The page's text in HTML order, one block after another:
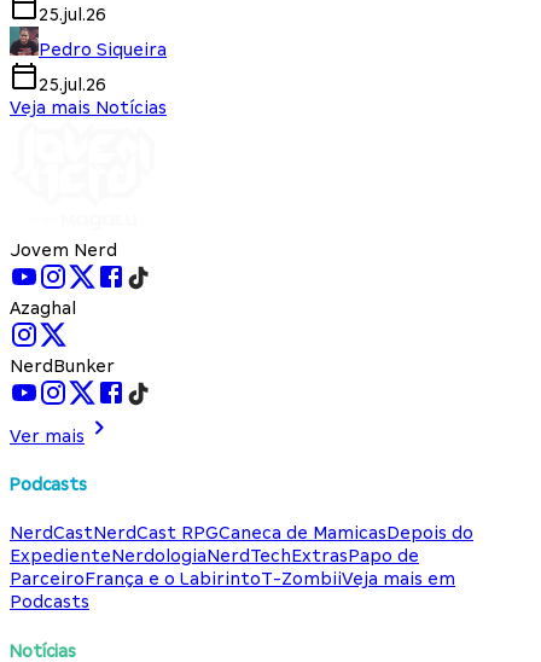
25.jul.26
Pedro Siqueira
25.jul.26
Veja mais Notícias
Jovem Nerd
Azaghal
NerdBunker
Ver mais
Podcasts
NerdCastNerdCast RPGCaneca de MamicasDepois do
ExpedienteNerdologiaNerdTechExtrasPapo de
ParceiroFrança e o LabirintoT-ZombiiVeja mais em
Podcasts
Notícias